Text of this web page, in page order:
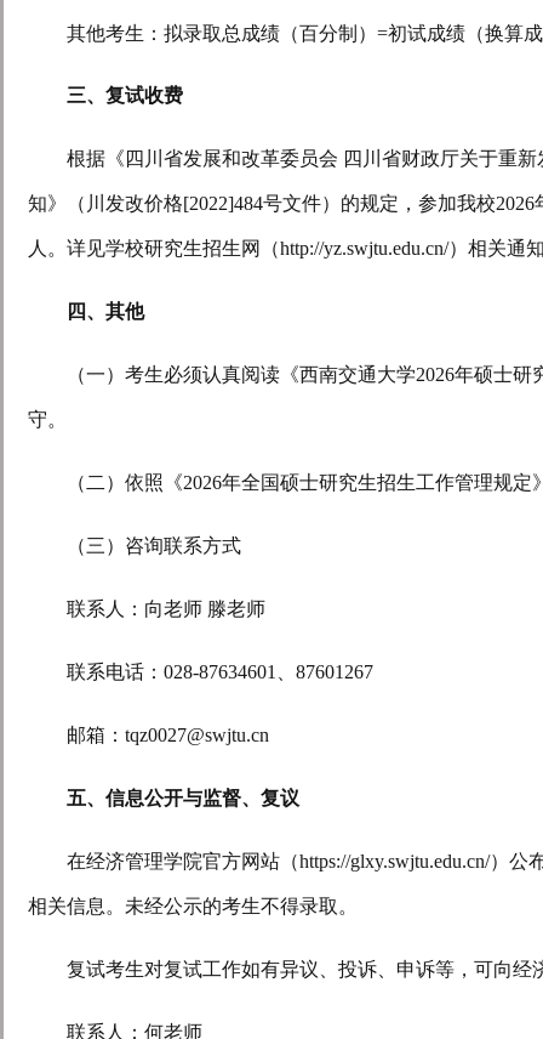
其他考生：拟录取总成绩（百分制） =初试成绩（换算
三、复试收费
根据《四川省发展和改革委员会 四川省财政厅关于重
知》（川发改价格[2022]484号文件）的规定，参加我校2026
人。详见学校研究生招生网（http://yz.swjtu.edu.cn/）相关通
四、其他
（一）考生必须认真阅读《西南交通大学2026年硕士研
守。
（二）依照《2026年全国硕士研究生招生工作管理规定
（三）咨询联系方式
联系人：向老师 滕老师
联系电话： 028-87634601 87601267
邮箱： tqz0027@swjtu.cn
五、信息公开与监督、复议
在经济管理学院官方网站（https://glxy.swjtu.edu.cn/）公
相关信息。未经公示的考生不得录取。
复试考生对复试工作如有异议、投诉、申诉等，可向
联系人：何老师